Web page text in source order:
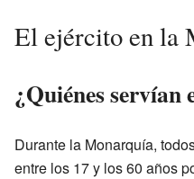
El ejército en la
¿Quiénes servían
Durante la Monarquía,
entre los 17 y los 60 años